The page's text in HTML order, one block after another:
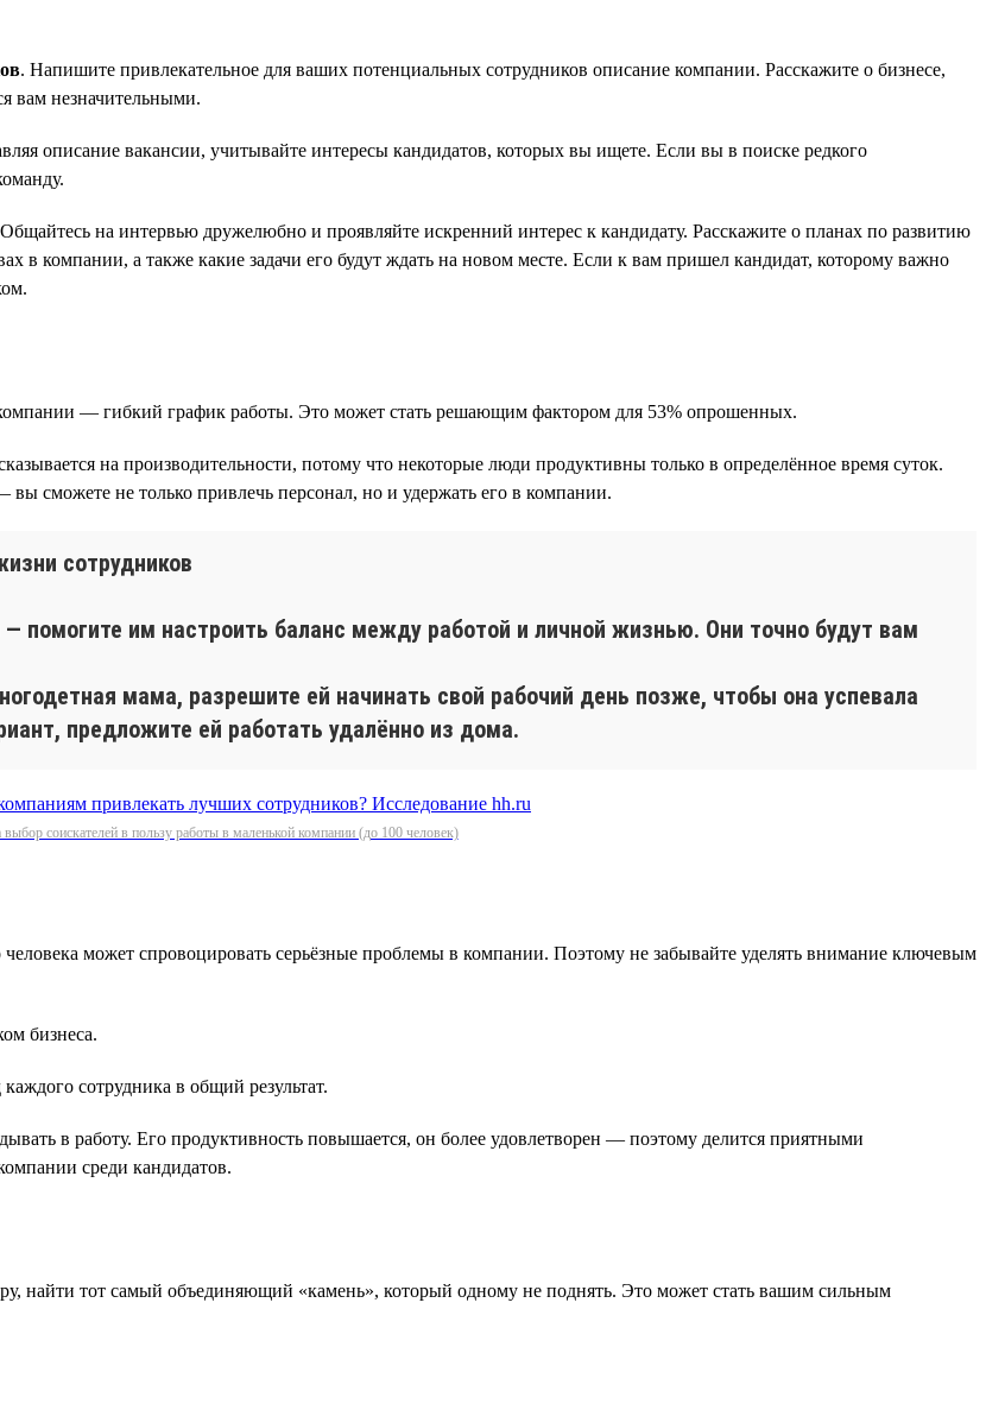
. Напишите привлекательное для ваших потенциальных сотрудников описание компании. Расскажите о бизнесе,
вам незначительными.
описание вакансии, учитывайте интересы кандидатов, которых вы ищете. Если вы в поиске редкого
на интервью дружелюбно и проявляйте искренний интерес к кандидату. Расскажите о планах по развитию
в компании, а также какие задачи его будут ждать на новом месте. Если к вам пришел кандидат, которому важно
— гибкий график работы. Это может стать решающим фактором для 53% опрошенных.
на производительности, потому что некоторые люди продуктивны только в определённое время суток.
сможете не только привлечь персонал, но и удержать его в компании.
сотрудников
помогите им настроить баланс между работой и личной жизнью. Они точно будут вам
мама, разрешите ей начинать свой рабочий день позже, чтобы она успевала
предложите ей работать удалённо из дома.
выбор соискателей в пользу работы в маленькой компании (до 100 человек)
может спровоцировать серьёзные проблемы в компании. Поэтому не забывайте уделять внимание ключевым
бизнеса.
сотрудника в общий результат.
в работу. Его продуктивность повышается, он более удовлетворен — поэтому делится приятными
среди кандидатов.
найти тот самый объединяющий «камень», который одному не поднять. Это может стать вашим сильным